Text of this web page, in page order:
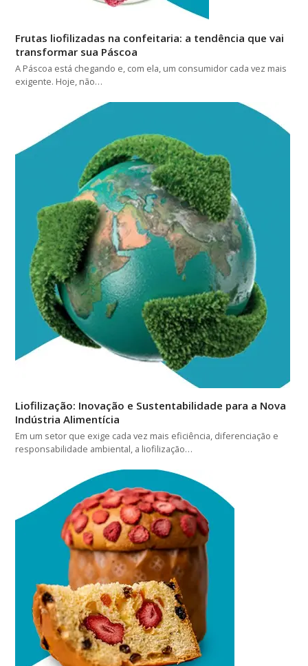
Frutas liofilizadas na confeitaria: a tendência que vai
transformar sua Páscoa
A Páscoa está chegando e, com ela, um consumidor cada vez mais
exigente. Hoje, não…
Liofilização: Inovação e Sustentabilidade para a Nova
Indústria Alimentícia
Em um setor que exige cada vez mais eficiência, diferenciação e
responsabilidade ambiental, a liofilização…